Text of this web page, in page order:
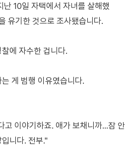
난 10일 자택에서 자녀를 살해했
유기한 것으로 조사됐습니다.
에 자수한 겁니다.
게 범행 이유였습니다.
고 이야기하죠. 애가 보채니까…잠 안
니다. 전부."